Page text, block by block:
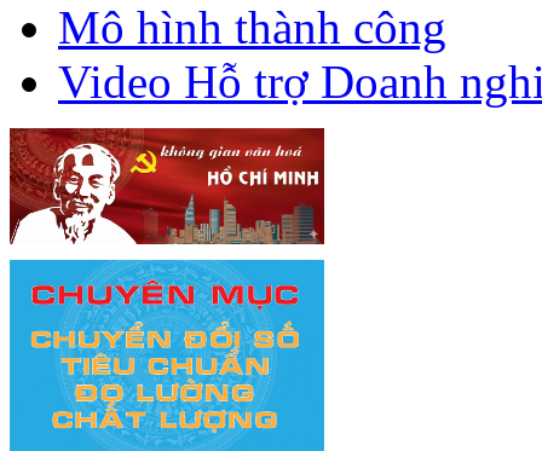
Mô hình thành công
Video Hỗ trợ Doanh